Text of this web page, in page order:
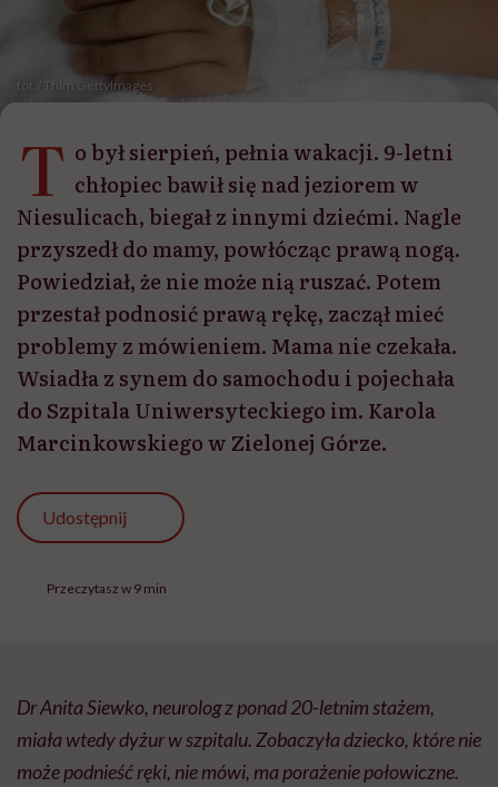
fot./ Tfilm GettyImages
T o był sierpień, pełnia wakacji. 9-letni
chłopiec bawił się nad jeziorem w
Niesulicach, biegał z innymi dziećmi. Nagle
przyszedł do mamy, powłócząc prawą nogą.
Powiedział, że nie może nią ruszać. Potem
przestał podnosić prawą rękę, zaczął mieć
problemy z mówieniem. Mama nie czekała.
Wsiadła z synem do samochodu i pojechała
do Szpitala Uniwersyteckiego im. Karola
Marcinkowskiego w Zielonej Górze.
Udostępnij
Przeczytasz w 9 min
Dr Anita Siewko, neurolog z ponad 20-letnim stażem,
miała wtedy dyżur w szpitalu. Zobaczyła dziecko, które nie
może podnieść ręki, nie mówi, ma porażenie połowiczne.